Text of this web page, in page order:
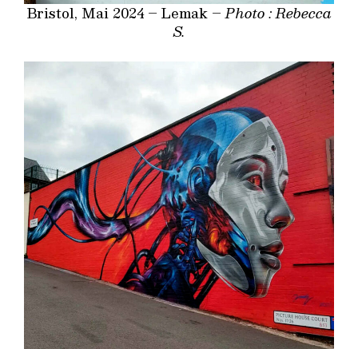
Bristol, Mai 2024 – Lemak –Photo : Rebecca
S.